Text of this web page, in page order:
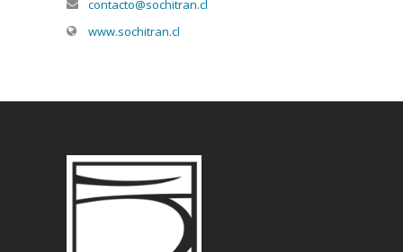
contacto@sochitran.cl
www.sochitran.cl